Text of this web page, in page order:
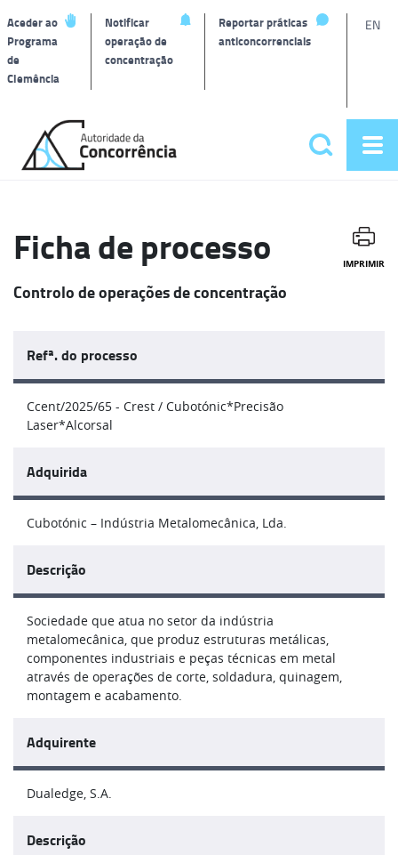
Aceder ao
Programa
de
Clemência
Notificar
operação de
concentração
Reportar práticas
anticoncorrenciais
EN
Página
inicial
Pesquisar
Ficha de processo IMPRIMIR
Controlo de operações de concentração
Refª. do processo
Ccent/2025/65 - Crest / Cubotónic*Precisão
Laser*Alcorsal
Adquirida
Cubotónic – Indústria Metalomecânica, Lda.
Descrição
Sociedade que atua no setor da indústria
metalomecânica, que produz estruturas metálicas,
componentes industriais e peças técnicas em metal
através de operações de corte, soldadura, quinagem,
montagem e acabamento.
Adquirente
Dualedge, S.A.
Descrição